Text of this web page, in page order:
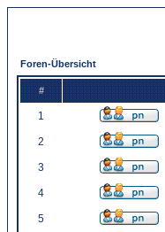
Foren-Übersicht
#
1
2
3
4
5